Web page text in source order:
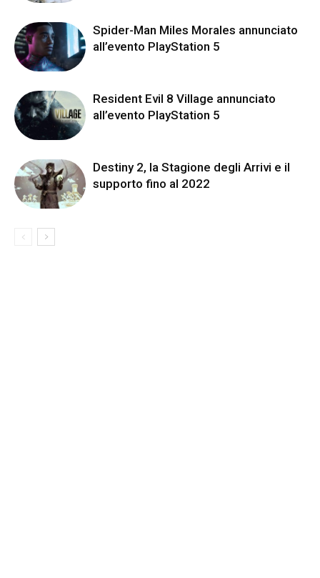
Spider-Man Miles Morales annunciato
all’evento PlayStation 5
Resident Evil 8 Village annunciato
all’evento PlayStation 5
Destiny 2, la Stagione degli Arrivi e il
supporto fino al 2022